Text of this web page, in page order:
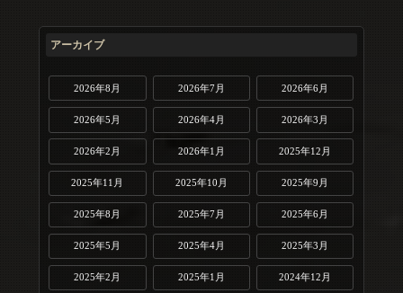
アーカイブ
2026年8月 2026年7月 2026年6月
2026年5月 2026年4月 2026年3月
2026年2月 2026年1月 2025年12月
2025年11月 2025年10月 2025年9月
2025年8月 2025年7月 2025年6月
2025年5月 2025年4月 2025年3月
2025年2月 2025年1月 2024年12月